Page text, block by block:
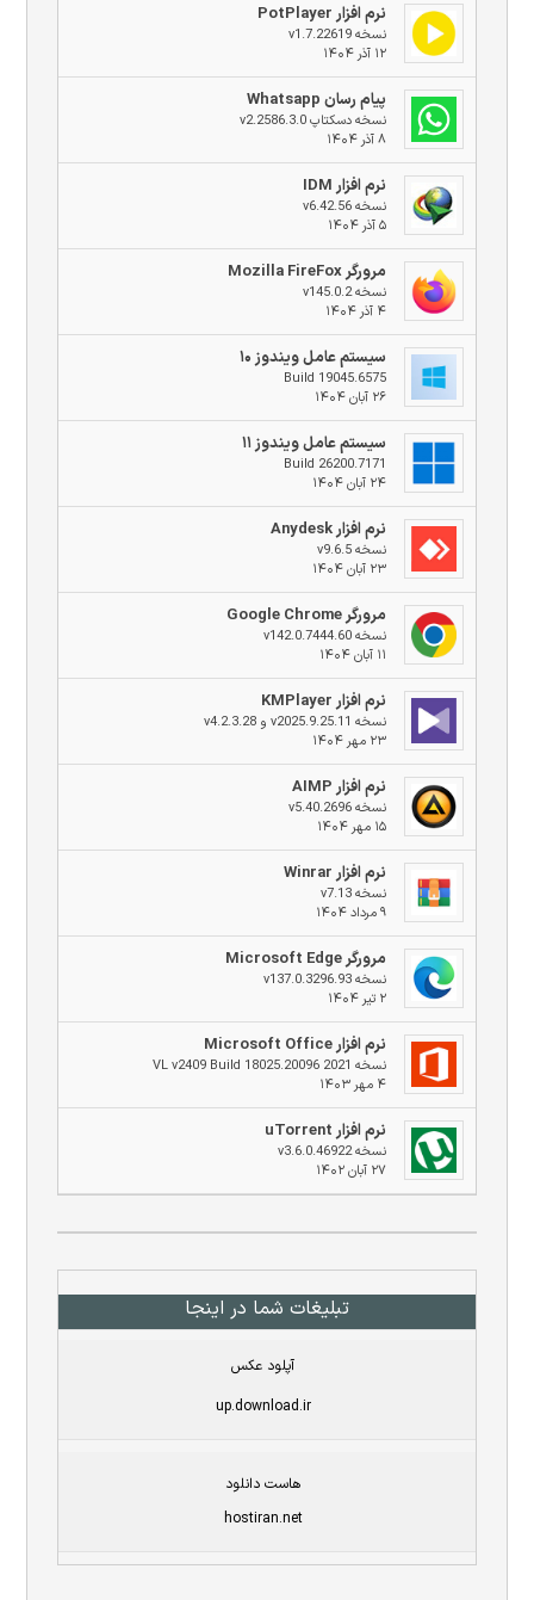
نرم افزار PotPlayer
نسخه v1.7.22619
۱۲ آذر ۱۴۰۴
پیام رسان Whatsapp
نسخه دسکتاپ v2.2586.3.0
۸ آذر ۱۴۰۴
نرم افزار IDM
نسخه v6.42.56
۵ آذر ۱۴۰۴
مرورگر Mozilla FireFox
نسخه v145.0.2
۴ آذر ۱۴۰۴
سیستم عامل ویندوز ۱۰
Build 19045.6575
۲۶ آبان ۱۴۰۴
سیستم عامل ویندوز ۱۱
Build 26200.7171
۲۴ آبان ۱۴۰۴
نرم افزار Anydesk
نسخه v9.6.5
۲۳ آبان ۱۴۰۴
مرورگر Google Chrome
نسخه v142.0.7444.60
۱۱ آبان ۱۴۰۴
نرم افزار KMPlayer
نسخه v2025.9.25.11 و v4.2.3.28
۲۳ مهر ۱۴۰۴
نرم افزار AIMP
نسخه v5.40.2696
۱۵ مهر ۱۴۰۴
نرم افزار Winrar
نسخه v7.13
۹ مرداد ۱۴۰۴
مرورگر Microsoft Edge
نسخه v137.0.3296.93
۲ تیر ۱۴۰۴
نرم افزار Microsoft Office
نسخه 2021 VL v2409 Build 18025.20096
۴ مهر ۱۴۰۳
نرم افزار uTorrent
نسخه v3.6.0.46922
۲۷ آبان ۱۴۰۲
تبلیغات شما در اینجا
آپلود عکس
up.download.ir
هاست دانلود
hostiran.net